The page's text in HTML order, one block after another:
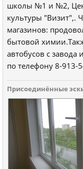
школы №1 и №2,
культуры "Визит",.
магазинов:
бытовой
автобусов с
по телефону 8-913-
Присоединённые